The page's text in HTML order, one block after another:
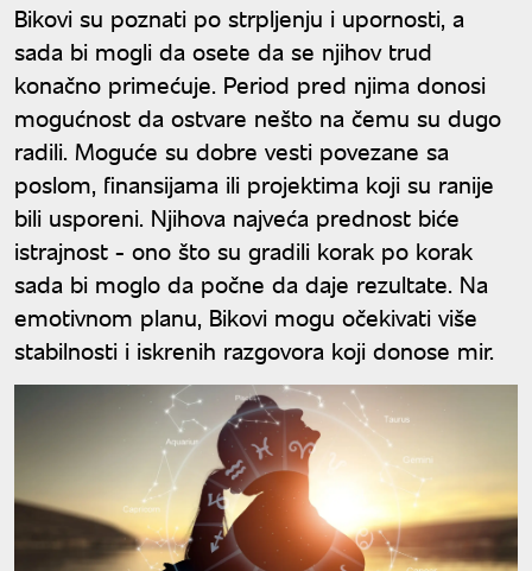
Bikovi su poznati po strpljenju i upornosti, a
sada bi mogli da osete da se njihov trud
konačno primećuje. Period pred njima donosi
mogućnost da ostvare nešto na čemu su dugo
radili. Moguće su dobre vesti povezane sa
poslom, finansijama ili projektima koji su ranije
bili usporeni. Njihova najveća prednost biće
istrajnost - ono što su gradili korak po korak
sada bi moglo da počne da daje rezultate. Na
emotivnom planu, Bikovi mogu očekivati više
stabilnosti i iskrenih razgovora koji donose mir.